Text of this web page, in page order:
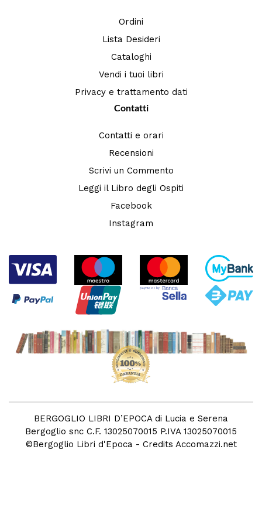
Ordini
Lista Desideri
Cataloghi
Vendi i tuoi libri
Privacy e trattamento dati
Contatti
Contatti e orari
Recensioni
Scrivi un Commento
Leggi il Libro degli Ospiti
Facebook
Instagram
BERGOGLIO LIBRI D’EPOCA di Lucia e Serena
Bergoglio snc C.F. 13025070015 P.IVA 13025070015
©Bergoglio Libri d'Epoca - Credits Accomazzi.net